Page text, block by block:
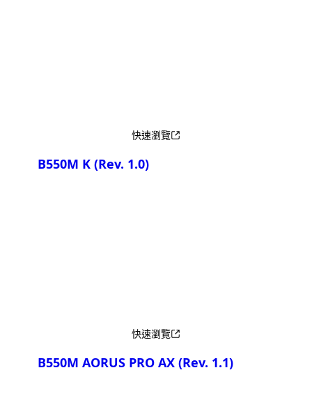
快速瀏覽
B550M K (Rev. 1.0)
快速瀏覽
B550M AORUS PRO AX (Rev. 1.1)